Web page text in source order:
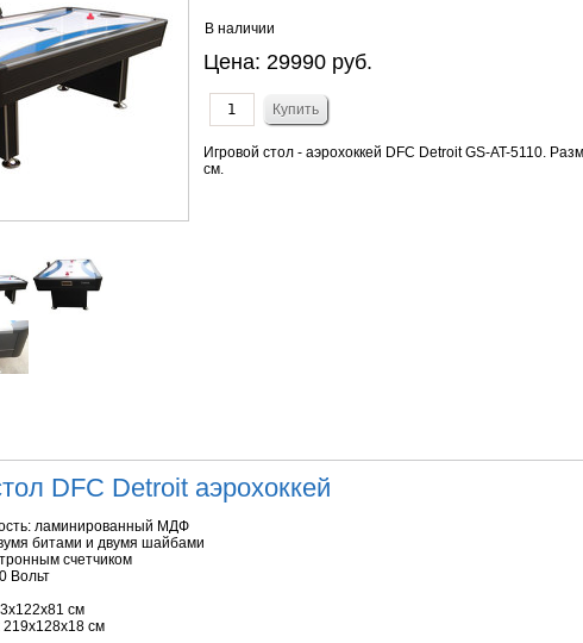
В наличии
Цена: 29990 руб.
Игровой стол - аэрохоккей DFC Detroit GS-AT-5110.
см.
DFC Detroit аэрохоккей
ламинированный МДФ
битами и двумя шайбами
счетчиком
Вольт
см
219х128х18 см